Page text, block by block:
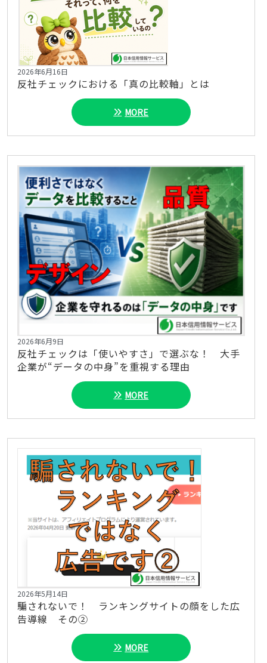
2026年6月16日
反社チェックにおける「真の比較軸」とは
MORE
2026年6月9日
反社チェックは「使いやすさ」で選ぶな！ 大手
企業が“データの中身”を重視する理由
MORE
2026年5月14日
騙されないで！ ランキングサイトの顔をした広
告導線 その②
MORE